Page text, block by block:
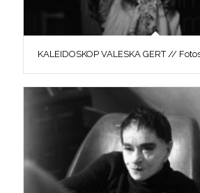
KALEIDOSKOP VALESKA GERT //